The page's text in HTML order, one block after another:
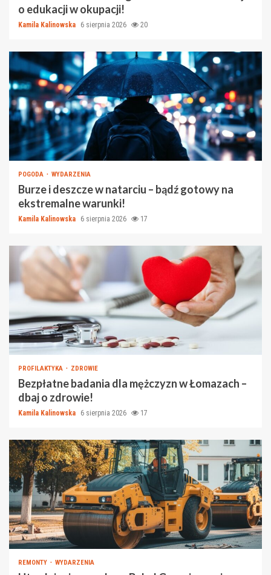
o edukacji w okupacji!
Kamila Kalinowska 6 sierpnia 2026 20
POGODA WYDARZENIA
Burze i deszcze w natarciu – bądź gotowy na
ekstremalne warunki!
Kamila Kalinowska 6 sierpnia 2026 17
PROFILAKTYKA ZDROWIE
Bezpłatne badania dla mężczyzn w Łomazach –
dbaj o zdrowie!
Kamila Kalinowska 6 sierpnia 2026 17
REMONTY WYDARZENIA